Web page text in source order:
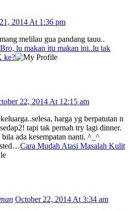
2014 At 1:36 pm
melilau gua pandang tauu..
Bro, lu makan itu makan ini..lu tak
ke?
22, 2014 At 12:15 am
harga yg berpatutan n
tapi tak pernah try lagi dinner.
ada kesempatan nanti. ^_^
Cara Mudah Atasi Masalah Kulit
October 22, 2014 At 3:34 am